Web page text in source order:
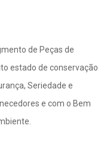
de Peças de
estado de conservação
Seriedade e
e com o Bem